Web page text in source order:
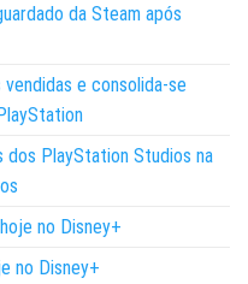
da Steam após
e consolida-se
dos PlayStation Studios na
no Disney+
no Disney+